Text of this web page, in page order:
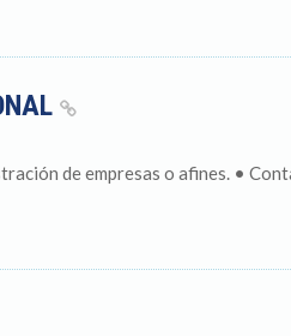
de empresas o afines. •